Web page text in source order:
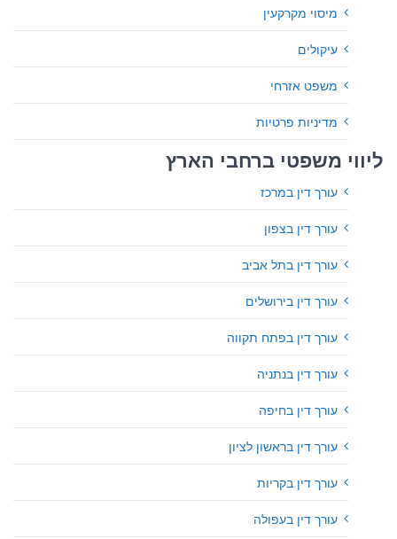
מיסוי מקרקעין
עיקולים
משפט אזרחי
מדיניות פרטיות
ליווי משפטי ברחבי הארץ
עורך דין במרכז
עורך דין בצפון
עורך דין בתל אביב
עורך דין בירושלים
עורך דין בפתח תקווה
עורך דין בנתניה
עורך דין בחיפה
עורך דין בראשון לציון
עורך דין בקריות
עורך דין בעפולה